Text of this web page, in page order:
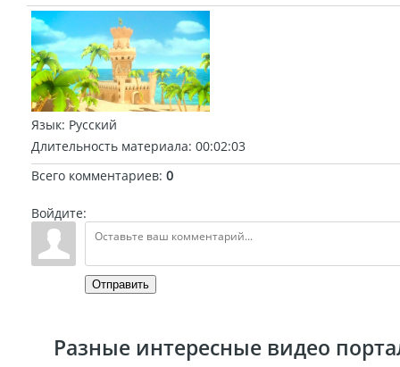
Язык: Русский
Длительность материала: 00:02:03
Всего комментариев: 0
Войдите:
Отправить
Разные интересные видео